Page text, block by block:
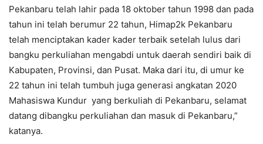
Pekanbaru telah lahir pada 18 oktober tahun 1998 dan pada
tahun ini telah berumur 22 tahun, Himap2k Pekanbaru
telah menciptakan kader kader terbaik setelah lulus dari
bangku perkuliahan mengabdi untuk daerah sendiri baik di
Kabupaten, Provinsi, dan Pusat. Maka dari itu, di umur ke
22 tahun ini telah tumbuh juga generasi angkatan 2020
Mahasiswa Kundur yang berkuliah di Pekanbaru, selamat
datang dibangku perkuliahan dan masuk di Pekanbaru,”
katanya.